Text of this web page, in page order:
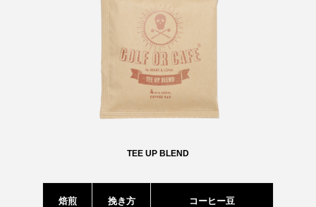
TEE UP BLEND
焙煎 挽き方 コーヒー豆